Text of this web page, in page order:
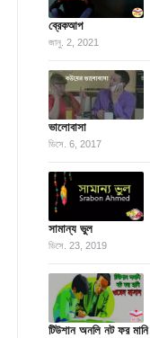
ব্রেকআপ
জানু. 2, 2021
ভালোবাসা
ডিসে. 6, 2017
সামান্য ভুল
ডিসে. 23, 2019
টিউশান অনলি নট ফর মানি